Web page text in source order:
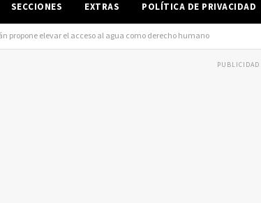
SECCIONES EXTRAS POLÍTICA DE PRIVACIDAD
propone elevar el acceso al agua como derecho humano
PUBLICIDAD